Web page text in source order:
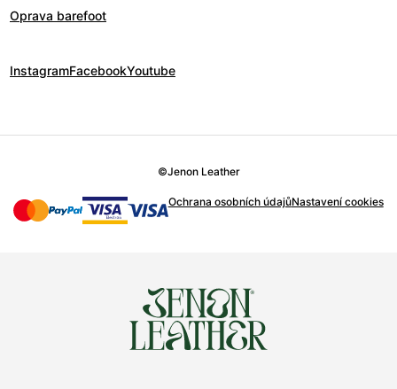
Oprava barefoot
InstagramFacebookYoutube
©Jenon Leather
Ochrana osobních údajůNastavení cookies